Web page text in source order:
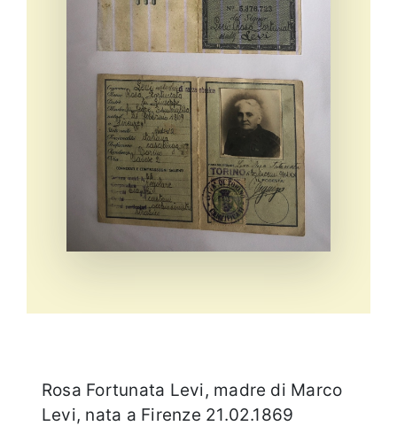
Rosa Fortunata Levi, madre di Marco
Levi, nata a Firenze 21.02.1869